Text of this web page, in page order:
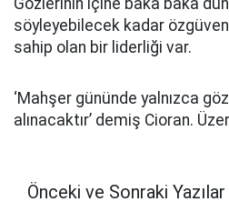
Gözlerinin içine baka baka
söyleyebilecek kadar
sahip olan bir liderliği var.
‘Mahşer gününde yalnızca
alınacaktır’ demiş Cioran.
Önceki ve Sonraki Yazılar